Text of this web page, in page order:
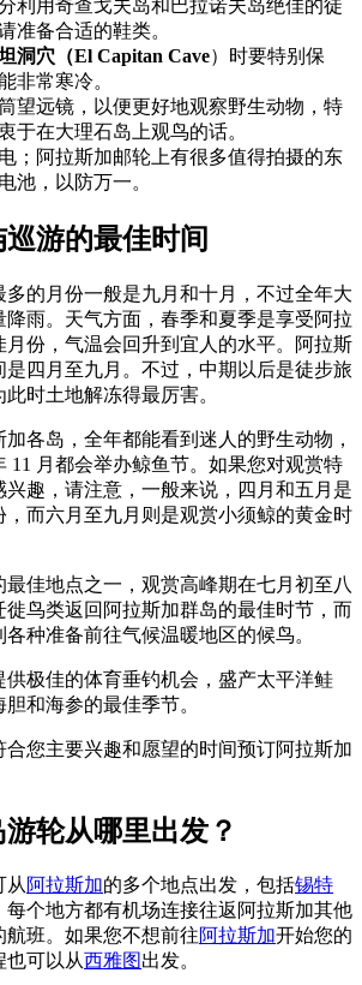
利用奇查戈夫岛和巴拉诺夫岛绝佳的徒
准备合适的鞋类。
洞穴（El Capitan Cave）时要特别保
非常寒冷。
望远镜，以便更好地观察野生动物，特
于在大理石岛上观鸟的话。
；阿拉斯加邮轮上有很多值得拍摄的东
池，以防万一。
游的最佳时间
多的月份一般是九月和十月，不过全年大
雨。天气方面，春季和夏季是享受阿拉
月份，气温会回升到宜人的水平。阿拉斯
是四月至九月。不过，中期以后是徒步旅
时土地解冻得最厉害。
各岛，全年都能看到迷人的野生动物，
11 月都会举办鲸鱼节。如果您对观赏特
兴趣，请注意，一般来说，四月和五月是
，而六月至九月则是观赏小须鲸的黄金时
佳地点之一，观赏高峰期在七月初至八
徙鸟类返回阿拉斯加群岛的最佳时节，而
种准备前往气候温暖地区的候鸟。
供极佳的体育垂钓机会，盛产太平洋鲑
和海参的最佳季节。
您主要兴趣和愿望的时间预订阿拉斯加
轮从哪里出发？
从阿拉斯加的多个地点出发，包括锡特
每个地方都有机场连接往返阿拉斯加其他
航班。如果您不想前往阿拉斯加开始您的
也可以从西雅图 出发。